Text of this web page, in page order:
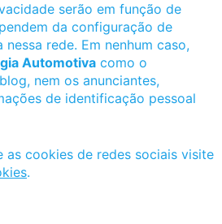
serão em função de
da configuração de
rede. Em nenhum caso,
Automotiva como o
nem os anunciantes,
de identificação pessoal
as cookies de redes sociais visite
.